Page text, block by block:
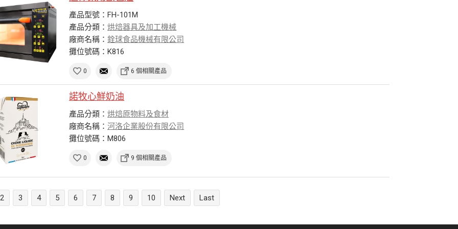
產品型號：FH-101M
產品分類：烘焙器具及加工機械
廠商名稱：銓球食品機械有限公司
攤位號碼：K816
0 6 個相關產品
諾牧心鮮奶油
產品分類：烘焙原物料及食材
廠商名稱：河洛企業股份有限公司
攤位號碼：M806
0 9 個相關產品
2 3 4 5 6 7 8 9 10 Next Last